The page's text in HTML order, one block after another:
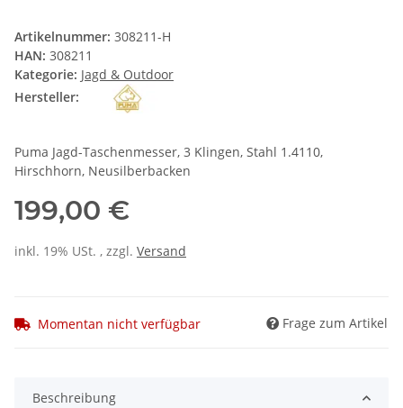
Artikelnummer: 308211-H
HAN: 308211
Kategorie: Jagd & Outdoor
Hersteller:
Puma Jagd-Taschenmesser, 3 Klingen, Stahl 1.4110,
Hirschhorn, Neusilberbacken
199,00 €
inkl. 19% USt. , zzgl. Versand
Momentan nicht verfügbar Frage zum Artikel
Beschreibung